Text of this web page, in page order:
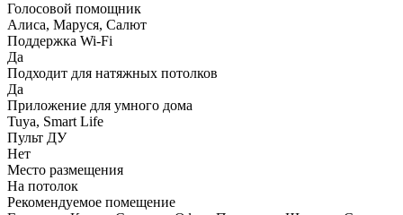
Голосовой помощник
Алиса, Маруся, Салют
Поддержка Wi-Fi
Да
Подходит для натяжных потолков
Да
Приложение для умного дома
Tuya, Smart Life
Пульт ДУ
Нет
Место размещения
На потолок
Рекомендуемое помещение